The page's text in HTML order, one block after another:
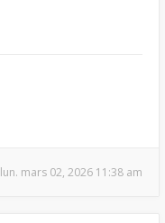
lun. mars 02, 2026 11:38 am